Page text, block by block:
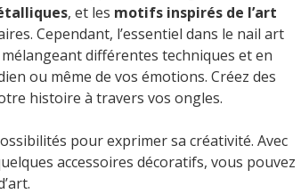
, et les motifs inspirés de l’art
Cependant, l’essentiel dans le nail art
différentes techniques et en
ou même de vos émotions. Créez des
histoire à travers vos ongles.
pour exprimer sa créativité. Avec
accessoires décoratifs, vous pouvez